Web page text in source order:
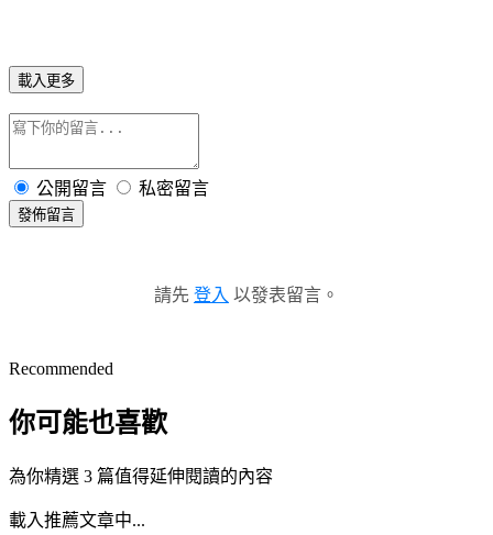
載入更多
公開留言 私密留言
發佈留言
請先 登入 以發表留言。
Recommended
你可能也喜歡
為你精選 3 篇值得延伸閱讀的內容
載入推薦文章中...